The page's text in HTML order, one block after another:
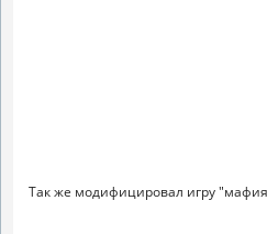
Так же модифицировал игру